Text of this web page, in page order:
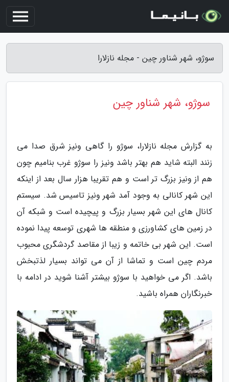
سوژو، شهر شناور چین - مجله نازلارا
سوژو، شهر شناور چین
به گزارش مجله نازلارا، سوژو را گاهی ونیز شرق صدا می
زنند البته شاید هم بهتر باشد ونیز را سوژو غرب بنامیم چون
هم از ونیز بزرگ تر است و هم تقریبا هزار سال بعد از اینکه
این شهر کانالی به وجود آمد شهر ونیز تاسیس شد. سیستم
کانال های این شهر بسیار بزرگ و پیچیده است و شبکه آن
در زمین های کشاورزی و منطقه ها شهری توسعه پیدا نموده
است. این شهر بی خاتمه و زیبا از مقاصد گردشگری محبوب
مردم چین است و تماشا از آن می تواند بسیار لذتبخش
باشد. اگر می خواهید با سوژو بیشتر آشنا شوید در ادامه با
خبرنگاران همراه باشید.